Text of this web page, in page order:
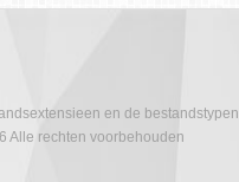
en de bestandstypen
Alle rechten voorbehouden